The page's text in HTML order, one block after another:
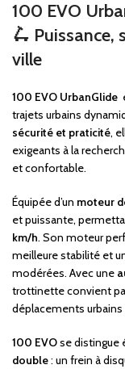
100 EVO
🛴
ville
100 EVO UrbanGlide
trajets urbains
sécurité et praticité,
exigeants à la
et confortable.
Équipée d’un moteur
et puissante,
km/h. Son moteur
meilleure stabilité et
modérées. Avec une
trottinette convient
déplacements urbains
100 EVOse distingue
double: un frein à